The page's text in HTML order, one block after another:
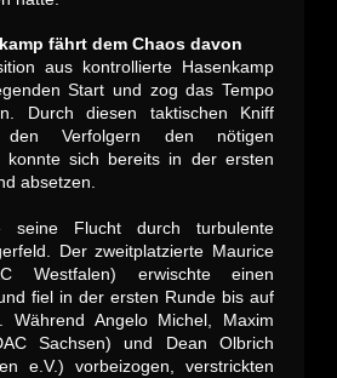
fährt dem Chaos davon
aus kontrollierte Hasenkamp
Start und zog das Tempo
Durch diesen taktischen Kniff
Verfolgern den nötigen
konnte sich bereits in der ersten
absetzen.
seine Flucht durch turbulente
Der zweitplatzierte Maurice
Westfalen) erwischte einen
fiel in der ersten Runde bis auf
Während Angelo Michel, Maxim
Sachsen) und Dean Olbrich
e.V.) vorbeizogen, verstrickten